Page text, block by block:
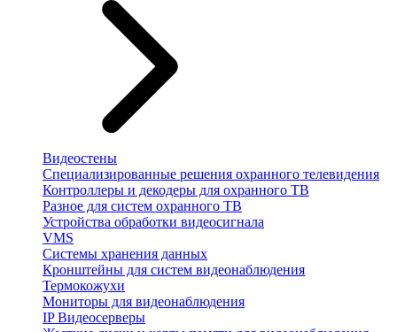
Видеостены
Специализированные решения охранного телевидения
Контроллеры и декодеры для охранного ТВ
Разное для систем охранного ТВ
Устройства обработки видеосигнала
VMS
Системы хранения данных
Кронштейны для систем видеонаблюдения
Термокожухи
Мониторы для видеонаблюдения
IP Видеосерверы